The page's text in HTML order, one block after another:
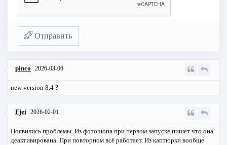
Отправить
pinco 2026-03-06
new version 8.4 ?
Fjei 2026-02-01
Появились проблемы. Из фотошопа при первом запуске пишет что она
деактивирована. При повторном всё работает. Из каптюрки вообще